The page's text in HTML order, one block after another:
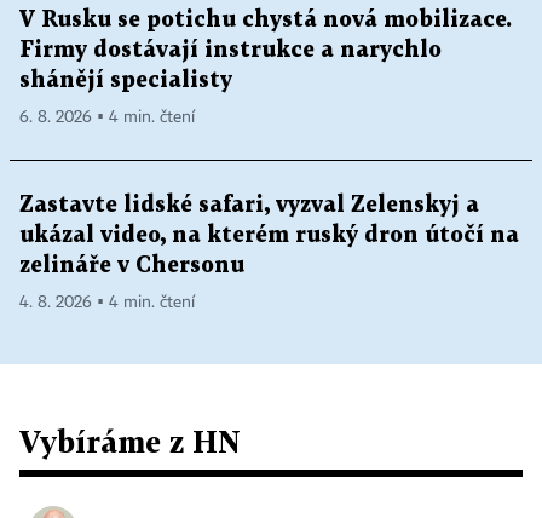
V Rusku se potichu chystá nová mobilizace.
Firmy dostávají instrukce a narychlo
shánějí specialisty
6. 8. 2026 ▪ 4 min. čtení
Zastavte lidské safari, vyzval Zelenskyj a
ukázal video, na kterém ruský dron útočí na
zelináře v Chersonu
4. 8. 2026 ▪ 4 min. čtení
Vybíráme z HN